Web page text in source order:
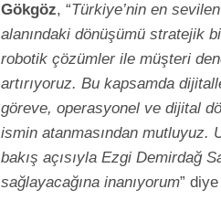
Gökgöz, “Türkiye’nin en
alanındaki dönüşümü stratejik
robotik çözümler ile müşteri
artırıyoruz. Bu kapsamda
göreve, operasyonel ve dijital
ismin atanmasından mutluyuz.
bakış açısıyla Ezgi Demirdağ
sağlayacağına inanıyorum”